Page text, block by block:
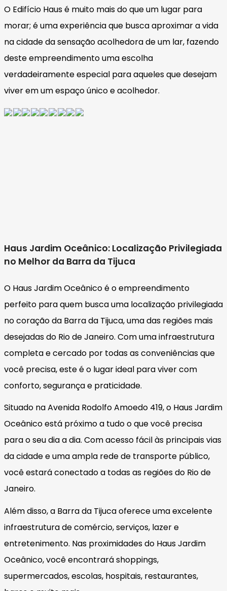
O Edifício Haus é muito mais do que um lugar para
morar; é uma experiência que busca aproximar a vida
na cidade da sensação acolhedora de um lar, fazendo
deste empreendimento uma escolha
verdadeiramente especial para aqueles que desejam
viver em um espaço único e acolhedor.
Haus Jardim Oceânico: Localização Privilegiada
no Melhor da Barra da Tijuca
O Haus Jardim Oceânico é o empreendimento
perfeito para quem busca uma localização privilegiada
no coração da Barra da Tijuca, uma das regiões mais
desejadas do Rio de Janeiro. Com uma infraestrutura
completa e cercado por todas as conveniências que
você precisa, este é o lugar ideal para viver com
conforto, segurança e praticidade.
Situado na Avenida Rodolfo Amoedo 419, o Haus Jardim
Oceânico está próximo a tudo o que você precisa
para o seu dia a dia. Com acesso fácil às principais vias
da cidade e uma ampla rede de transporte público,
você estará conectado a todas as regiões do Rio de
Janeiro.
Além disso, a Barra da Tijuca oferece uma excelente
infraestrutura de comércio, serviços, lazer e
entretenimento. Nas proximidades do Haus Jardim
Oceânico, você encontrará shoppings,
supermercados, escolas, hospitais, restaurantes,